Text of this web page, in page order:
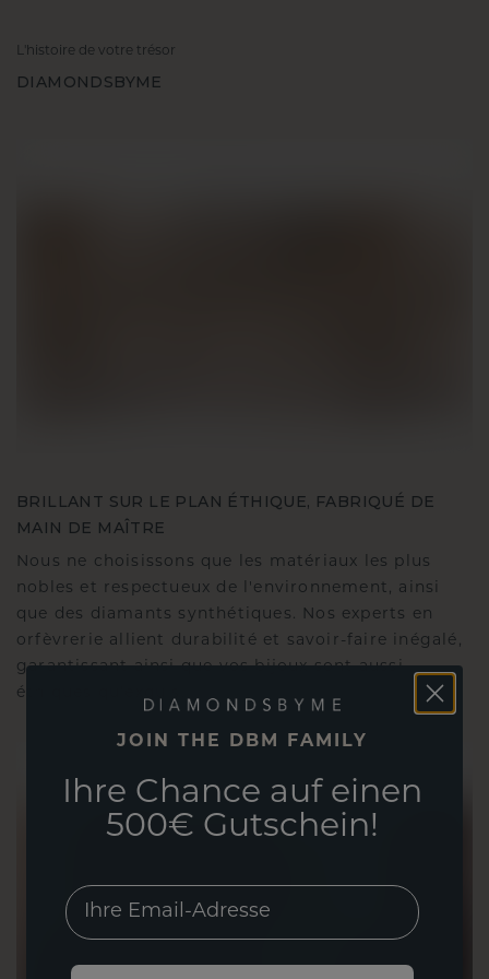
L'histoire de votre trésor
DIAMONDSBYME
BRILLANT SUR LE PLAN ÉTHIQUE, FABRIQUÉ DE
MAIN DE MAÎTRE
Nous ne choisissons que les matériaux les plus
nobles et respectueux de l'environnement, ainsi
que des diamants synthétiques. Nos experts en
orfèvrerie allient durabilité et savoir-faire inégalé,
garantissant ainsi que vos bijoux sont aussi
éthiques qu'exquis.
JOIN THE DBM FAMILY
Ihre Chance auf einen
500€ Gutschein!
EMail